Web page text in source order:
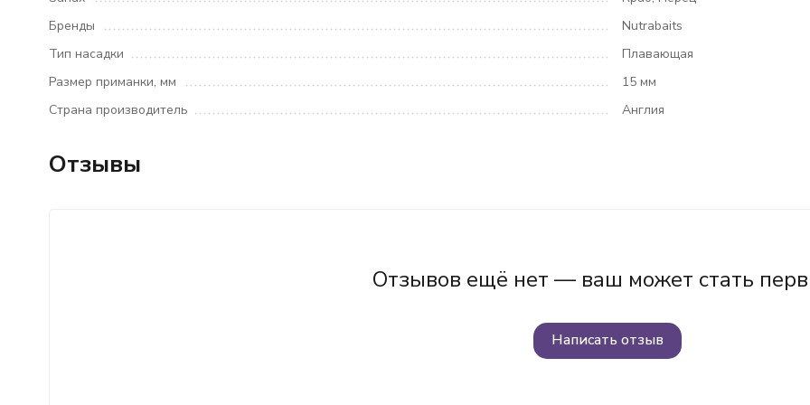
Бренды
Nutrabaits
Тип насадки
Плавающая
Размер приманки, мм
15 мм
Страна производитель
Англия
Отзывы
Отзывов ещё нет — ваш может стать
Написать отзыв